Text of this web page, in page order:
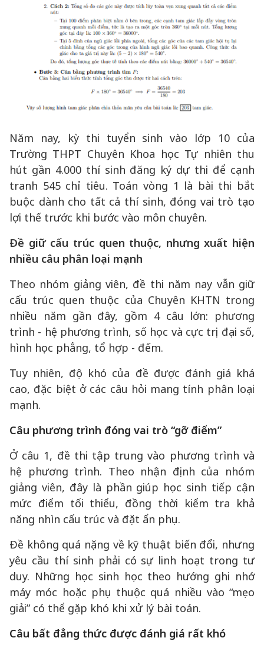
Năm nay, kỳ thi tuyển sinh vào lớp 10 của
Trường THPT Chuyên Khoa học Tự nhiên thu
hút gần 4.000 thí sinh đăng ký dự thi để cạnh
tranh 545 chỉ tiêu. Toán vòng 1 là bài thi bắt
buộc dành cho tất cả thí sinh, đóng vai trò tạo
lợi thế trước khi bước vào môn chuyên.
Đề giữ cấu trúc quen thuộc, nhưng xuất hiện
nhiều câu phân loại mạnh
Theo nhóm giảng viên, đề thi năm nay vẫn giữ
cấu trúc quen thuộc của Chuyên KHTN trong
nhiều năm gần đây, gồm 4 câu lớn: phương
trình - hệ phương trình, số học và cực trị đại số,
hình học phẳng, tổ hợp - đếm.
Tuy nhiên, độ khó của đề được đánh giá khá
cao, đặc biệt ở các câu hỏi mang tính phân loại
mạnh.
Câu phương trình đóng vai trò “gỡ điểm”
Ở câu 1, đề thi tập trung vào phương trình và
hệ phương trình. Theo nhận định của nhóm
giảng viên, đây là phần giúp học sinh tiếp cận
mức điểm tối thiểu, đồng thời kiểm tra khả
năng nhìn cấu trúc và đặt ẩn phụ.
Đề không quá nặng về kỹ thuật biến đổi, nhưng
yêu cầu thí sinh phải có sự linh hoạt trong tư
duy. Những học sinh học theo hướng ghi nhớ
máy móc hoặc phụ thuộc quá nhiều vào “mẹo
giải” có thể gặp khó khi xử lý bài toán.
Câu bất đẳng thức được đánh giá rất khó